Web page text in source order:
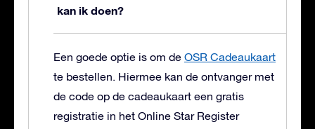
kan ik doen?
Een goede optie is om de OSR Cadeaukaart
te bestellen. Hiermee kan de ontvanger met
de code op de cadeaukaart een gratis
registratie in het Online Star Register